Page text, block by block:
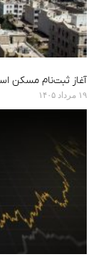
آغاز ثبت‌نام مسکن
۱۹ مرداد ۱۴۰۵